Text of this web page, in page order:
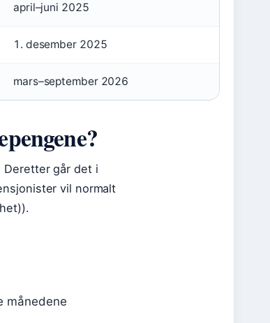
april–juni 2025
1. desember 2025
mars–september 2026
Deretter går det i
vil normalt
månedene